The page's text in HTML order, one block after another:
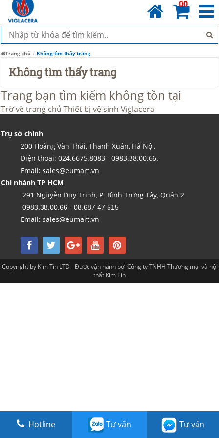
00
Trang chủ Không tìm thấy trang
Không tìm thấy trang
Trang bạn tìm kiếm không tồn tại
Trờ về trang chủ Thiết bị vệ sinh Viglacera
Trụ sở chính
200 Hoàng Văn Thái, Thanh Xuân, Hà Nội.
Điện thoại: 024.6675.8083 - 0983.38.00.66.
Email: sales@eumart.vn
Chi nhánh TP HCM
291 Nguyễn Duy Trinh, P. Bình Trưng Tây, Quận 2
0983.38.00.66 - 08.687 47 515
Email: sales@eumart.vn
Hotline Tư vấn Tư vấn
Copyright by Kim Tín LTD - Được vận hành bởi Công ty TNHH Thương mại và nội
thất Kim Tín